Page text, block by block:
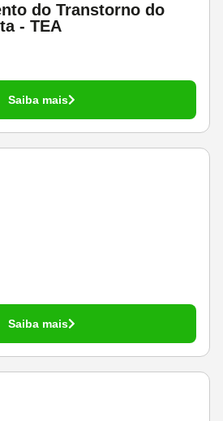
do Transtorno do
- TEA
Saiba mais
Saiba mais